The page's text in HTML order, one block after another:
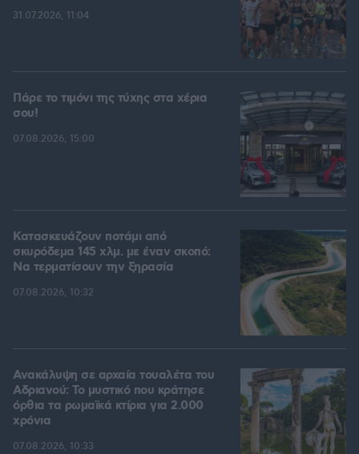
31.07.2026, 11:04
Πάρε το τιμόνι της τύχης στα χέρια
σου!
07.08.2026, 15:00
Κατασκευάζουν ποτάμι από
σκυρόδεμα 145 χλμ. με έναν σκοπό:
Να τερματίσουν την ξηρασία
07.08.2026, 10:32
Ανακάλυψη σε αρχαία τουαλέτα του
Αδριανού: Το μυστικό που κράτησε
όρθια τα ρωμαϊκά κτίρια για 2.000
χρόνια
07.08.2026, 10:33